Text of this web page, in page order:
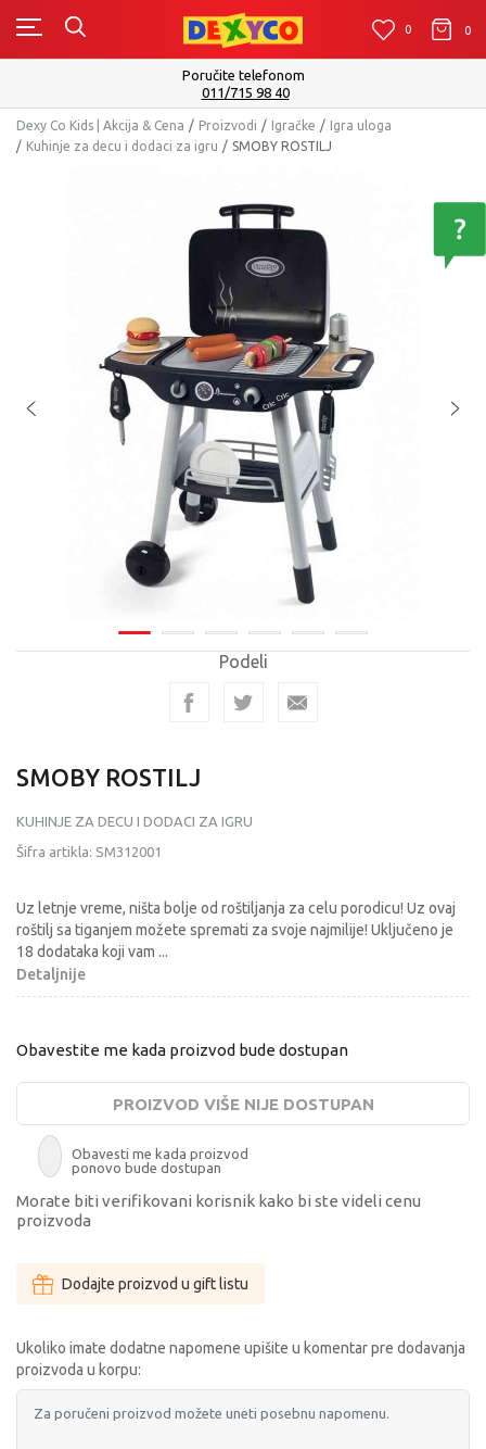
0 0 0
Poručite telefonom
011/715 98 40
Dexy Co Kids | Akcija & Cena Proizvodi Igračke
Igra uloga
Kuhinje za decu i dodaci za igru
SMOBY ROSTILJ
Podeli
SMOBY ROSTILJ
KUHINJE ZA DECU I DODACI ZA IGRU
Šifra artikla: SM312001
Uz letnje vreme, ništa bolje od roštiljanja za celu porodicu! Uz ovaj
roštilj sa tiganjem možete spremati za svoje najmilije! Uključeno je
18 dodataka koji vam ...
Detaljnije
Obavestite me kada proizvod bude dostupan
PROIZVOD VIŠE NIJE DOSTUPAN
Obavesti me kada proizvod
ponovo bude dostupan
Morate biti verifikovani korisnik kako bi ste videli cenu
proizvoda
Dodajte proizvod u gift listu
Ukoliko imate dodatne napomene upišite u komentar pre dodavanja
proizvoda u korpu: